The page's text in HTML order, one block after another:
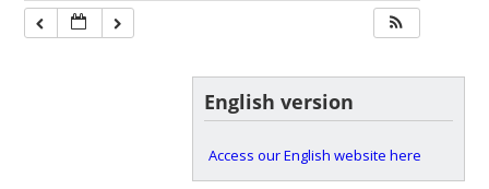
English version
Access our English website here